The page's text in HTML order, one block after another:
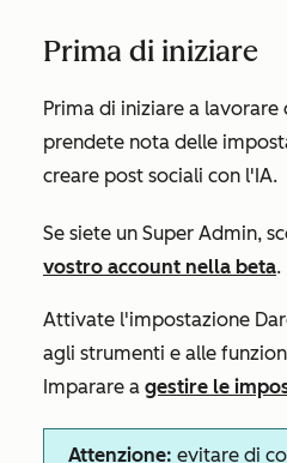
Prima di iniziare
Prima di iniziare a lavorare
prendete nota delle
creare post sociali con l'IA.
Se siete un Super Admin,
vostro account nella beta.
Attivate l'impostazione
agli strumenti e alle
Imparare a gestire le
Attenzione: evitare di